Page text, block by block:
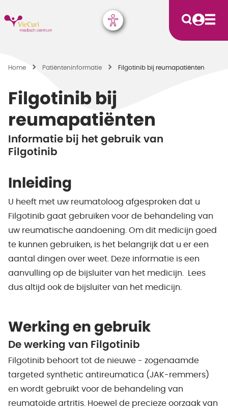
Home Patiënten­informatie Filgotinib bij reumapatiënten
Filgotinib bij
reumapatiënten
Informatie bij het gebruik van
Filgotinib
Inleiding
U heeft met uw reumatoloog afgesproken dat u
Filgotinib gaat gebruiken voor de behandeling van
uw reumatische aandoening. Om dit medicijn goed
te kunnen gebruiken, is het belangrijk dat u er een
aantal dingen over weet. Deze informatie is een
aanvulling op de bijsluiter van het medicijn. Lees
dus altijd ook de bijsluiter van het medicijn.
Werking en gebruik
De werking van Filgotinib
Filgotinib behoort tot de nieuwe - zogenaamde
targeted synthetic antireumatica (JAK-remmers)
en wordt gebruikt voor de behandeling van
reumatoïde artritis. Hoewel de precieze oorzaak van